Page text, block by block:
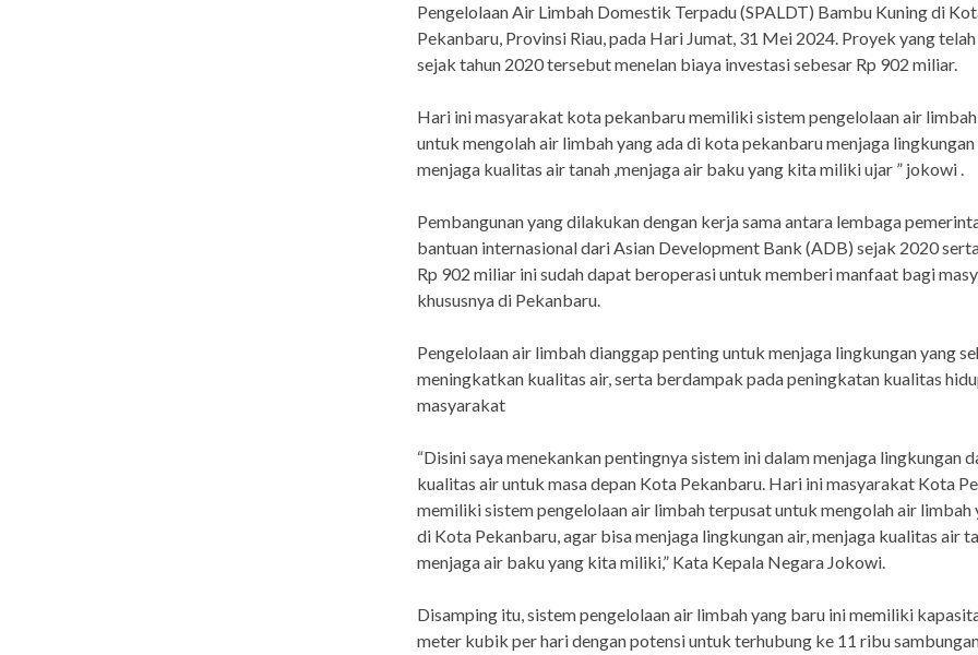
Pengelolaan Air Limbah Domestik Terpadu (SPALDT) Bambu Kuning di
Pekanbaru, Provinsi Riau, pada Hari Jumat, 31 Mei 2024. Proyek yang
sejak tahun 2020 tersebut menelan biaya investasi sebesar Rp 902 miliar.
Hari ini masyarakat kota pekanbaru memiliki sistem pengelolaan air
untuk mengolah air limbah yang ada di kota pekanbaru menjaga lingkungan
menjaga kualitas air tanah ,menjaga air baku yang kita miliki ujar ” jokowi .
Pembangunan yang dilakukan dengan kerja sama antara lembaga
bantuan internasional dari Asian Development Bank (ADB) sejak 2020
Rp 902 miliar ini sudah dapat beroperasi untuk memberi manfaat bagi
khususnya di Pekanbaru.
Pengelolaan air limbah dianggap penting untuk menjaga lingkungan yang
meningkatkan kualitas air, serta berdampak pada peningkatan kualitas
masyarakat
“Disini saya menekankan pentingnya sistem ini dalam menjaga lingkungan
kualitas air untuk masa depan Kota Pekanbaru. Hari ini masyarakat Kota
memiliki sistem pengelolaan air limbah terpusat untuk mengolah air limbah
di Kota Pekanbaru, agar bisa menjaga lingkungan air, menjaga kualitas air
menjaga air baku yang kita miliki,” Kata Kepala Negara Jokowi.
Disamping itu, sistem pengelolaan air limbah yang baru ini memiliki
meter kubik per hari dengan potensi untuk terhubung ke 11 ribu